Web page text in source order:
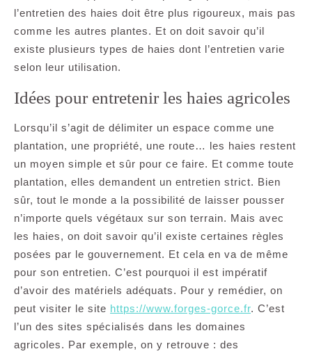
l’entretien des haies doit être plus rigoureux, mais pas
comme les autres plantes. Et on doit savoir qu’il
existe plusieurs types de haies dont l’entretien varie
selon leur utilisation.
Idées pour entretenir les haies agricoles
Lorsqu’il s’agit de délimiter un espace comme une
plantation, une propriété, une route… les haies restent
un moyen simple et sûr pour ce faire. Et comme toute
plantation, elles demandent un entretien strict. Bien
sûr, tout le monde a la possibilité de laisser pousser
n’importe quels végétaux sur son terrain. Mais avec
les haies, on doit savoir qu’il existe certaines règles
posées par le gouvernement. Et cela en va de même
pour son entretien. C’est pourquoi il est impératif
d’avoir des matériels adéquats. Pour y remédier, on
peut visiter le site https://www.forges-gorce.fr. C’est
l’un des sites spécialisés dans les domaines
agricoles. Par exemple, on y retrouve : des